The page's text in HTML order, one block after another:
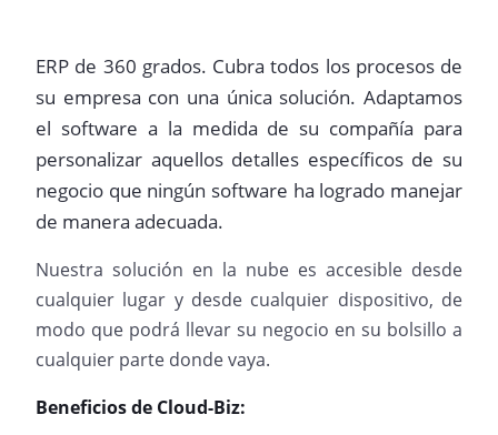
ERP de 360 grados. Cubra todos los procesos de
su empresa con una única solución. Adaptamos
el software a la medida de su compañía para
personalizar aquellos detalles específicos de su
negocio que ningún software ha logrado manejar
de manera adecuada.
Nuestra solución en la nube es accesible desde
cualquier lugar y desde cualquier dispositivo, de
modo que podrá llevar su negocio en su bolsillo a
cualquier parte donde vaya.
Beneficios de Cloud-Biz: